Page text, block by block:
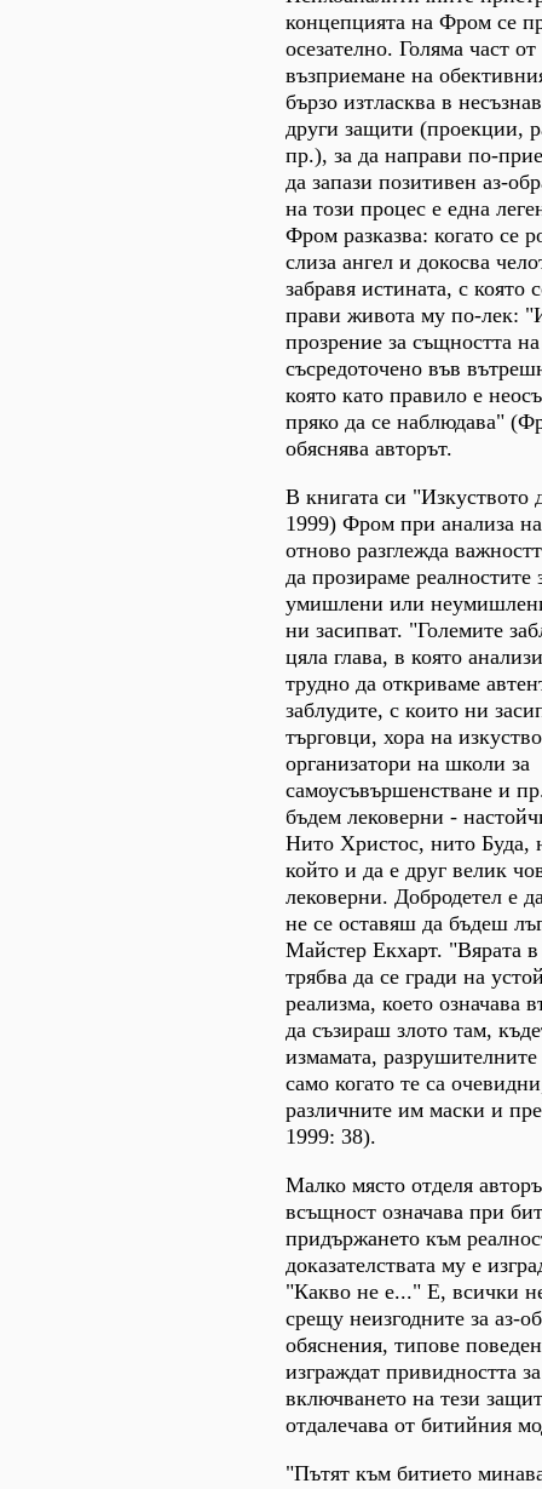
концепцията на Фром се
осезателно. Голяма част
възприемане на
бързо изтласква в
други защити (проекции,
пр.), за да направи по-
да запази позитивен аз-
на този процес е една
Фром разказва: когато се
слиза ангел и докосва
забравя истината, с която
прави живота му по-лек:
прозрение за същността
съсредоточено във
която като правило е
пряко да се наблюдава"
обяснява авторът.
В книгата си
1999) Фром при анализа
отново разглежда
да прозираме реалностите
умишлени или
ни засипват. "Големите
цяла глава, в която
трудно да откриваме
заблудите, с които ни
търговци, хора на
организатори на школи за
самоусъвършенстване и
бъдем лековерни -
Нито Христос, нито Буда,
който и да е друг велик
лековерни. Добродетел е
не се оставяш да бъдеш
Майстер Екхарт. "Вярата
трябва да се гради на
реализма, което означава
да съзираш злото там,
измамата,
само когато те са
различните им маски и
1999: 38).
Малко място отделя
всъщност означава при
придържането към
доказателствата му е
"Какво не е..." Е, всички
срещу неизгодните за аз-
обяснения, типове
изграждат привидността
включването на тези
отдалечава от битийния
"Пътят към битието